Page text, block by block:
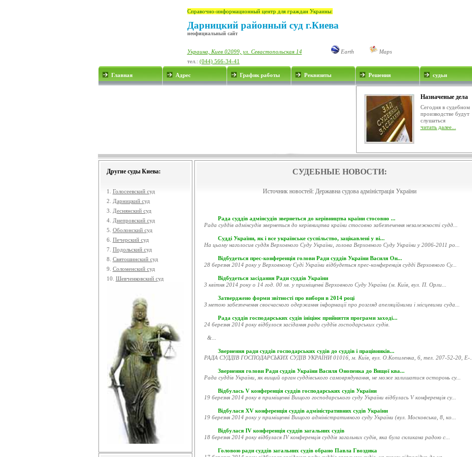
Справочно-информационный центр для граждан Украины:
Дарницкий районный суд г.Киева
неофициальный сайт
Украина, Киев 02099, ул. Севастопольская 14 Earth
Maps
тел.: (044) 566-34-41
Главная Адрес График работы Реквизиты Решения судьи
Назначеные дела
Сегодня в судебном
производстве будут
слушаться
читать далее...
Другие суды Киева:
1. Голосеевский суд
2.
Дарницкий суд
3.
Деснянский суд
4. Днепровский суд
5. Оболонский суд
6. Печерский суд
7. Подольский суд
8. Святошинский суд
9. Соломенский суд
10. Шевченковский суд
СУДЕБНЫЕ НОВОСТИ:
Источник новостей: Державна судова адміністрація України
Рада суддів адмінсудів звернеться до керівництва країни стосовно ...
Рада суддів адмінсудів звернеться до керівництва країни стосовно забезпечення незалежності судд...
Судді України, як і все українське суспільство, зацікавлені у ві...
На цьому наголосив суддя Верховного Суду України, голова Верховного Суду України у 2006-2011 ро...
Відбудеться прес-конференція голови Ради суддів України Василя Он...
28 березня 2014 року у Верховному Суді України відбудеться прес-конференція судді Верховного Су...
Відбудеться засідання Ради суддів України
3 квітня 2014 року о 14 год. 00 хв. у приміщенні Верховного Суду України (м. Київ, вул. П. Орли...
Затверджено форми звітності про вибори в 2014 році
З метою забезпечення своєчасного одержання інформації про розгляд апеляційними і місцевими суда...
Рада суддів господарських судів ініціює прийняття програми заході...
24 березня 2014 року відбулося засідання ради суддів господарських судів.
&...
Звернення ради суддів господарських судів до суддів і працівників...
РАДА СУДДІВ ГОСПОДАРСЬКИХ СУДІВ УКРАЇНИ 01016, м. Київ, вул. О.Копиленка, 6, тел. 207-52-20, E-...
Звернення голови Ради суддів України Василя Онопенка до Вищої ква...
Рада суддів України, як вищий орган суддівського самоврядування, не може залишатися осторонь су...
Відбулась V конференція суддів господарських судів України
19 березня 2014 року в приміщенні Вищого господарського суду України відбулась V конференція су...
Відбулася XV конференція суддів адміністративних судів України
19 березня 2014 року у приміщенні Вищого адміністративного суду України (вул. Московська, 8, ко...
Відбулася ІV конференція суддів загальних судів
18 березня 2014 року відбулася ІV конференція суддів загальних судів, яка була скликана радою с...
Головою ради суддів загальних судів обрано Павла Гвоздика